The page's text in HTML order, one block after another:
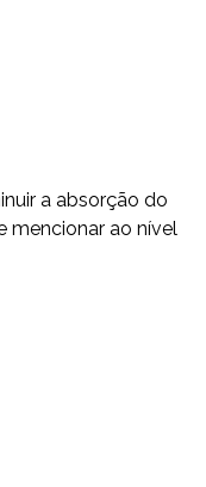
a absorção do
mencionar ao nível